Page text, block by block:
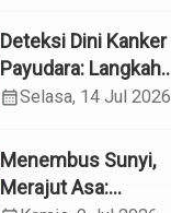
Reproduksi pada
Lansia melalui
Edukasi dan
Konseling di UPTD
Lanjut Usia Binjai
Deteksi Dini Kanker
Payudara: Langkah
Sederhana yang
Nyawa
calendar_monthSelasa, 14 Jul 2026
Menembus Sunyi,
Merajut Asa: